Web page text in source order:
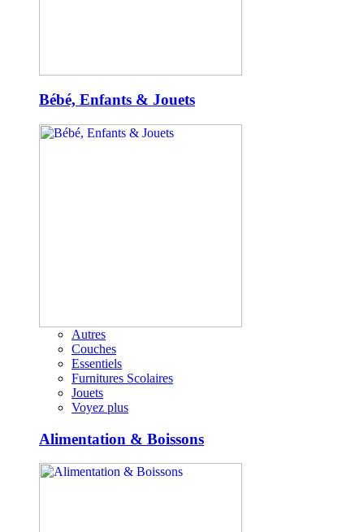
Bébé, Enfants & Jouets
Autres
Couches
Essentiels
Furnitures Scolaires
Jouets
Voyez plus
Alimentation & Boissons